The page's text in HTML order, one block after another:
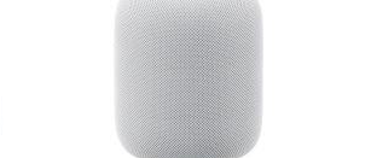
了
解
HomePod<